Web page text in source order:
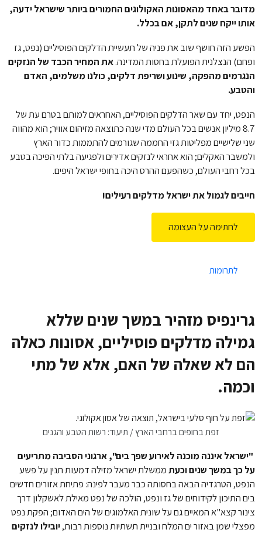
מדובר באחד מהאסונות האקולוגים החמורים ביותר שישראל ידעה,
אותו ייקח שנים לתקן, אם בכלל.
הפשע הזה חושף שוב את פניה של תעשיית הדלקים הפוסיליים (נפט, גז
ופחם) הנצלנית הפועלת בחסות המדינה.את המחיר הכבד של הנזקים
הנגרמים מהפקה, שינוע ושריפת דלקים, כולנו משלמים, האדם
והטבע.
הנפט, יחד עם שאר הדלקים הפוסיליים, האחראים למותם בטרם עת של
8.7 מיליון אנשים בכל העולם מדי שנה כתוצאה מזיהום אוויר; הוא מהווה
שני שלישיים מפליטות גזי החממה שגורמים להתממות כדור הארץ
ולמשבר האקלים; הוא אחראי לנזקים אדירים ולפגיעה בלתי הפיכה בטבע
בכל רחבי העולם, כשהפעם ההרס היכה בחופי ישראל היפים.
חייבים לגמול את ישראל מדלקים רעילים!
לחתימה על העצומה
לתרומות
גרינפיס מזהיר במשך שנים שללא
גמילה מדלקים פוסיליים, אסונות כאלה
הם לא שאלה של האם, אלא של מתי
וכמה.
זפת בחופים ברחבי הארץ / תיעוד: רשות הטבע והגנים
"ישראל איננה מוכנה לאירוע שפך בים", ארגוני הסביבה מתריעים
על כך במשך שנים וכעתממשלת ישראל מזילה דמעות תנין על פשע
הנפט, הטרגדיה הבאה בחסותה כבר מעבר לפינה: פתיחת אזורים חדשים
בים התיכון לקידוחים של גז ונפט, הולכה של נפט מאילת לאשקלון דרך
צינור קצא"א המאיים גם על שונית האלמוגים של הים האדום; הפקת נפט
מפצלי שמן באזור ים המלח ובניית תשתיות נוספות רבות,יובילו לנזקים